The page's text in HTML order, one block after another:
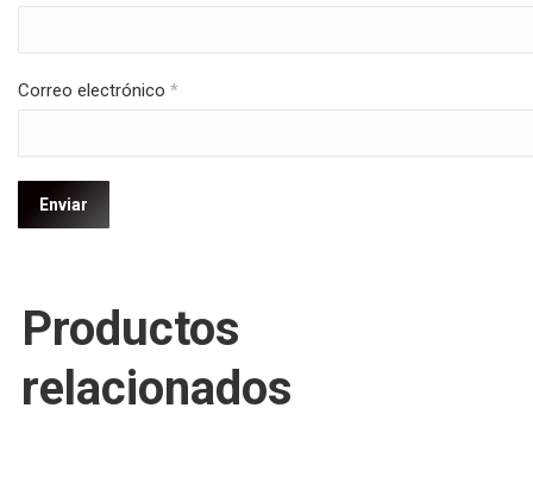
Correo electrónico *
Productos
relacionados